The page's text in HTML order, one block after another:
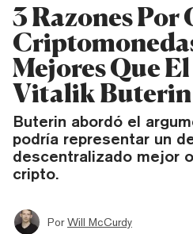
3 Razones Por
Mejores Que
Vitalik Buterin
Buterin abordó el
podría representar un
descentralizado mejor
cripto.
Por Will McCurdy